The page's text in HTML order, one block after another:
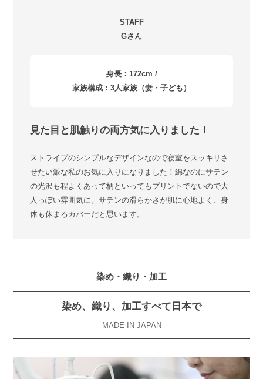
STAFF
Gさん
身長：172cm /
家族構成：3人家族（妻・子ども）
見た目と肌触りの両方気に入りました！
ストライプのシンプルなデザインなので寝室をスッキリさ
せたい派な私のお気に入りになりました！綿なのにサテン
の光沢も程よくあって柄といってもプリントでないので大
人っぽい雰囲気に。サテンの滑らかさが肌に心地よく、身
体も休まるカバーだと思います。
染め・織り・加工
染め、織り、加工すべて日本で
MADE IN JAPAN